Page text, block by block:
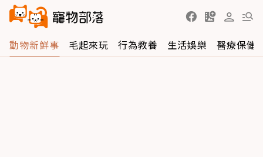
動物新鮮事 毛起來玩 行為教養 生活娛樂 醫療保健